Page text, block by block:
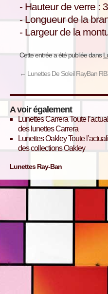
- Hauteur de verre :
- Longueur de la
- Largeur de la
Cette entrée a été publiée dans
← Lunettes De Soleil RayBan
A voir également
Lunettes CarreraToute
des lunettes Carrera
Lunettes OakleyToute
des collections Oakley
Lunettes Ray-Ban